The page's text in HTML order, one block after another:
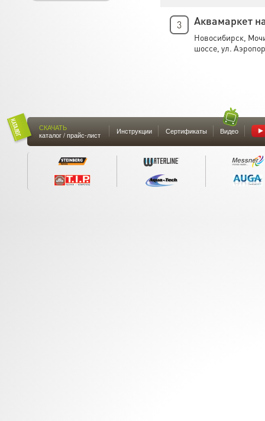
3 Аквамаркет
Новосибирск,
шоссе, ул.
СКАЧАТЬ
каталог / прайс-лист
Инструкции Сертификаты Видео